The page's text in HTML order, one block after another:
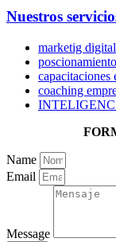
Nuestros
marketig digital
capacitaciones
coaching
Name
Email
Message